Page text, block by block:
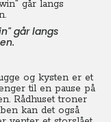
går langs
og kysten er et
til en pause på
Rådhuset troner
kan det også